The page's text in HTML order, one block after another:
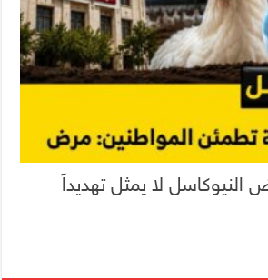
النيوكاسل لا يمثل تهديداً